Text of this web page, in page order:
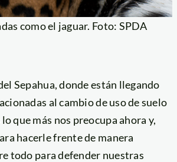
como el jaguar. Foto: SPDA
Sepahua, donde están llegando
al cambio de uso de suelo
que más nos preocupa ahora y,
hacerle frente de manera
todo para defender nuestras